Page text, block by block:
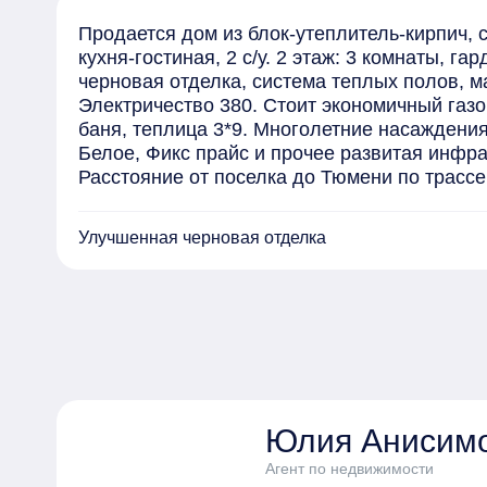
Продается дом из блок-утеплитель-
кухня-гостиная, 2 с/у. 2 этаж: 3 комнаты,
черновая отделка, система теплых полов,
Электричество 380. Стоит экономичный
баня, теплица 3*9. Многолетние
Белое, Фикс прайс и прочее развитая
Расстояние от поселка до Тюмени по
Улучшенная черновая отделка
Юлия
Агент по недвижимости